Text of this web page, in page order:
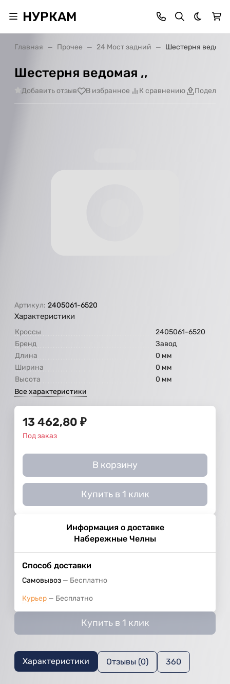
НУРКАМ Темная
Главная Прочее 24 Мост задний Шестерня
Шестерня ведомая ,,
Добавить отзыв В избранное К сравнению
Артикул: 2405061-6520
Характеристики
Кроссы
2405061-6520
Бренд
Завод
Длина
0 мм
Ширина
0 мм
Высота
0 мм
Все характеристики
13 462,80 ₽
Под заказ
В корзину
Купить в 1 клик
Информация о доставке
Набережные Челны
Способ доставки
Самовывоз Бесплатно
Курьер Бесплатно
Купить в 1 клик
Характеристики Отзывы (0) 360